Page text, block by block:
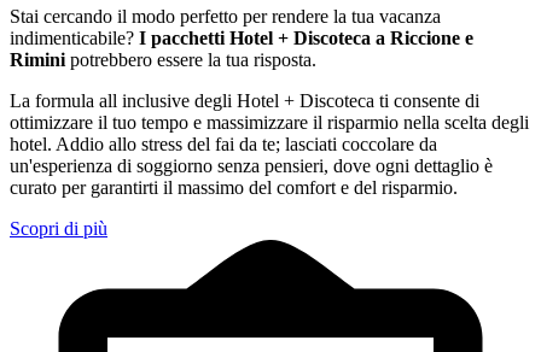
Stai cercando il modo perfetto per rendere la tua vacanza
indimenticabile? I pacchetti Hotel + Discoteca a Riccione e
Rimini potrebbero essere la tua risposta.
La formula all inclusive degli Hotel + Discoteca ti consente di
ottimizzare il tuo tempo e massimizzare il risparmio nella scelta degli
hotel. Addio allo stress del fai da te; lasciati coccolare da
un'esperienza di soggiorno senza pensieri, dove ogni dettaglio è
curato per garantirti il massimo del comfort e del risparmio.
Scopri di più